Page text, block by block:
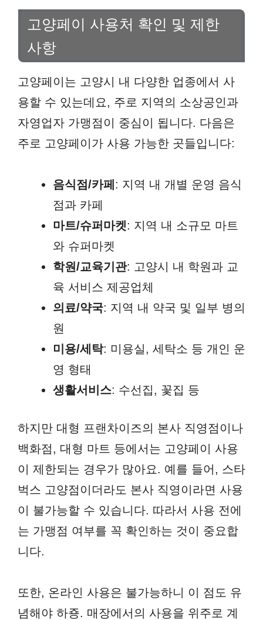
고양페이 사용처 확인 및 제한
사항
고양페이는 고양시 내 다양한 업종에서 사
용할 수 있는데요, 주로 지역의 소상공인과
자영업자 가맹점이 중심이 됩니다. 다음은
주로 고양페이가 사용 가능한 곳들입니다:
음식점/카페 : 지역 내 개별 운영 음식
점과 카페
마트/슈퍼마켓: 지역 내 소규모 마트
와 슈퍼마켓
학원/교육기관: 고양시 내 학원과 교
육 서비스 제공업체
의료/약국: 지역 내 약국 및 일부 병의
원
미용/세탁: 미용실, 세탁소 등 개인 운
영 형태
생활서비스: 수선집, 꽃집 등
하지만 대형 프랜차이즈의 본사 직영점이나
백화점, 대형 마트 등에서는 고양페이 사용
이 제한되는 경우가 많아요. 예를 들어, 스타
벅스 고양점이더라도 본사 직영이라면 사용
이 불가능할 수 있습니다. 따라서 사용 전에
는 가맹점 여부를 꼭 확인하는 것이 중요합
니다.
또한, 온라인 사용은 불가능하니 이 점도 유
념해야 하죵. 매장에서의 사용을 위주로 계